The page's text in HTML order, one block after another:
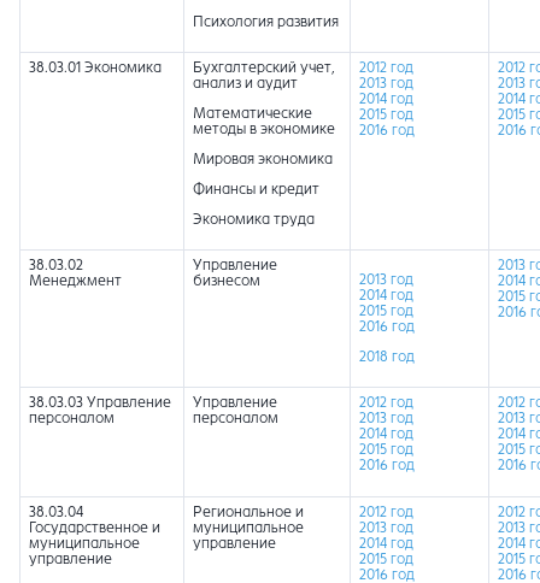
Психология развития
38.03.01 Экономика
Бухгалтерский учет,
анализ и аудит
Математические
методы в экономике
Мировая экономика
Финансы и кредит
Экономика труда
2012 год
2013 год
2014 год
2015 год
2016 год
2012
2013
2014
2015
2016
38.03.02
Менеджмент
Управление
бизнесом
2013 год
2014 год
2015 год
2016 год
2018 год
2013
2014
2015
2016
38.03.03 Управление
персоналом
Управление
персоналом
2012 год
2013 год
2014 год
2015 год
2016 год
2012
2013
2014
2015
2016
38.03.04
Государственное и
муниципальное
управление
Региональное и
муниципальное
управление
2012 год
2013 год
2014 год
2015 год
2016 год
2012
2013
2014
2015
2016